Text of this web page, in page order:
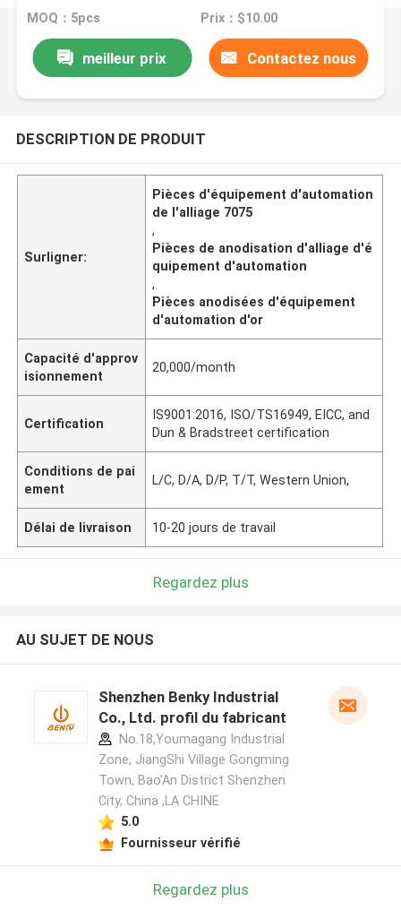
MOQ：5pcs Prix：$10.00
meilleur prix Contactez nous
DESCRIPTION DE PRODUIT
Surligner:
Pièces d'équipement d'automation
de l'alliage 7075
,
Pièces de anodisation d'alliage d'é
quipement d'automation
,
Pièces anodisées d'équipement
d'automation d'or
Capacité d'approv
isionnement
20,000/month
Certification
IS9001:2016, ISO/TS16949, EICC, and
Dun & Bradstreet certification
Conditions de pai
ement
L/C, D/A, D/P, T/T, Western Union,
Délai de livraison 10-20 jours de travail
Regardez plus
AU SUJET DE NOUS
Shenzhen Benky Industrial
Co., Ltd. profil du fabricant
No.18,Youmagang Industrial
Zone, JiangShi Village Gongming
Town, Bao'An District Shenzhen
City, China ,LA CHINE
5.0
Fournisseur vérifié
Regardez plus